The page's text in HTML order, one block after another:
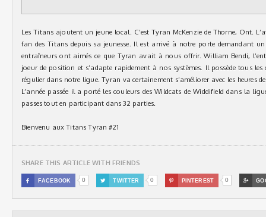
Les Titans ajoutent un jeune local. C’est Tyran McKenzie de Thorne, Ont.
fan des Titans depuis sa jeunesse. Il est arrivé à notre porte demandant
entraîneurs ont aimés ce que Tyran avait à nous offrir. William Bendi,
joeur de position et s’adapte rapidement à nos systèmes. Il possède tous
régulier dans notre ligue. Tyran va certainement s’améliorer avec les heures
L’année passée il a porté les couleurs des Wildcats de Widdifield dans la
passes tout en participant dans 32 parties.
Bienvenu aux Titans Tyran #21
SHARE THIS ARTICLE WITH FRIENDS
 FACEBOOK 0  TWITTER 0  PINTEREST 0 